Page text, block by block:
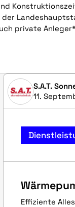
auch private
S.A.T.
11.
Effiziente